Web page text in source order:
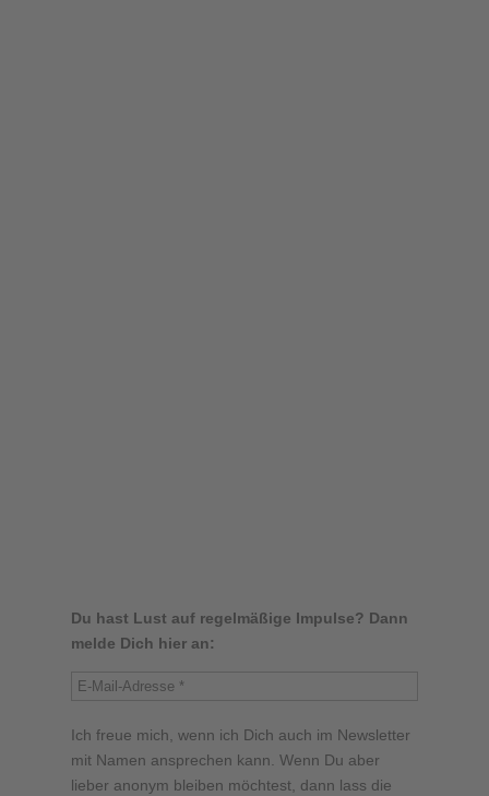
Du hast Lust auf regelmäßige Impulse? Dann
melde Dich hier an:
Ich freue mich, wenn ich Dich auch im Newsletter
mit Namen ansprechen kann. Wenn Du aber
lieber anonym bleiben möchtest, dann lass die